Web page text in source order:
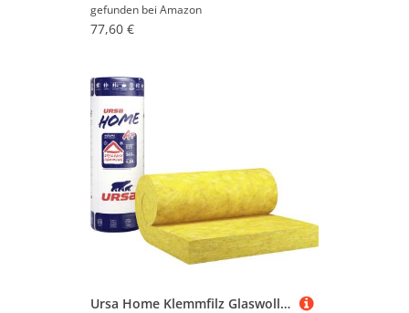
gefunden bei Amazon
77,60 €
Ursa Home Klemmfilz Glaswolle WLG 032 4000 x 1200 x 100 mm